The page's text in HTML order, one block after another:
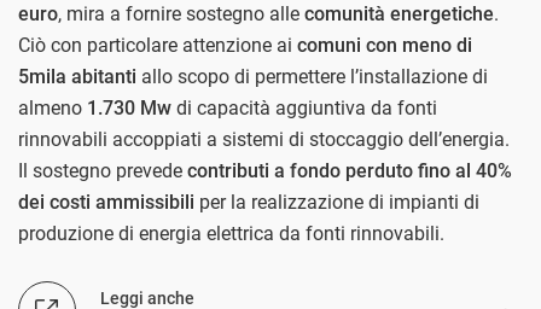
euro, mira a fornire sostegno alle comunità energetiche.
Ciò con particolare attenzione ai comuni con meno di
5mila abitanti allo scopo di permettere l’installazione di
almeno 1.730 Mw di capacità aggiuntiva da fonti
rinnovabili accoppiati a sistemi di stoccaggio dell’energia.
Il sostegno prevede contributi a fondo perduto fino al 40%
dei costi ammissibili per la realizzazione di impianti di
produzione di energia elettrica da fonti rinnovabili.
Leggi anche